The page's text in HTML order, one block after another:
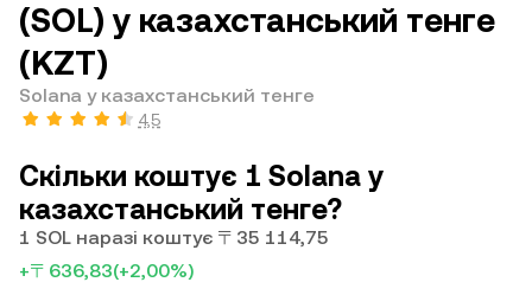
(SOL) у казахстанський тенге
(KZT)
Solana у казахстанський тенге
4,5
Скільки коштує 1 Solana у
казахстанський тенге?
1 SOL наразі коштує 〒35 114,75
+〒636,83(+2,00%)